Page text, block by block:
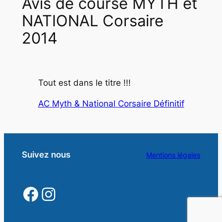
NATIONAL Corsaire
2014
Tout est dans le titre !!!
AC Myth & National Corsaire Définitif
Suivez nous
https://
https://
Mentions légales